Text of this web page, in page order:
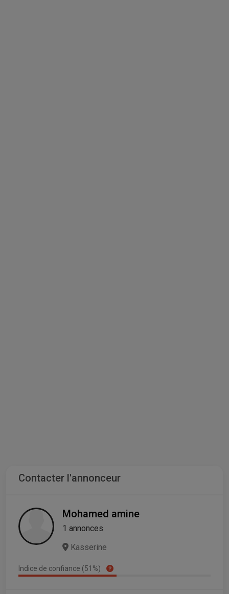
Contacter l'annonceur
Mohamed amine
1 annonces
Kasserine
Indice de confiance (51%)